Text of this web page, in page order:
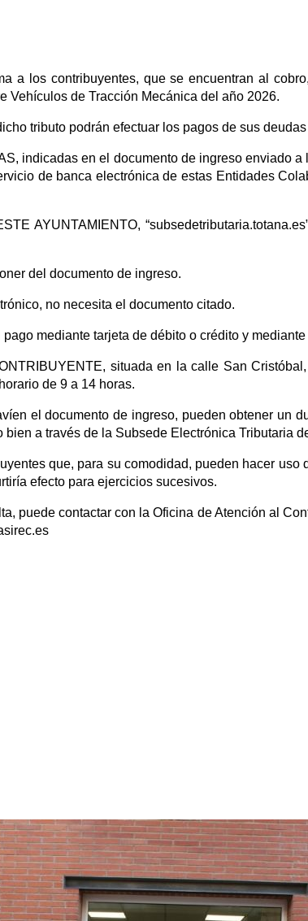
a los contribuyentes, que se encuentran al
Vehículos de Tracción Mecánica del año 2026.
tributo podrán efectuar los pagos de sus deudas
indicadas en el documento de ingreso enviado a
de banca electrónica de estas Entidades
AYUNTAMIENTO,
del documento de ingreso.
no necesita el documento citado.
mediante tarjeta de débito o crédito y
situada en la calle San
de 9 a 14 horas.
el documento de ingreso, pueden obtener un
a través de la Subsede Electrónica Tributaria
que, para su comodidad, pueden hacer
efecto para ejercicios sucesivos.
puede contactar con la Oficina de Atención al